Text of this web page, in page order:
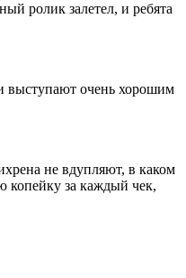
ролик залетел, и ребята
выступают очень хорошим
не вдупляют, в каком
копейку за каждый чек,